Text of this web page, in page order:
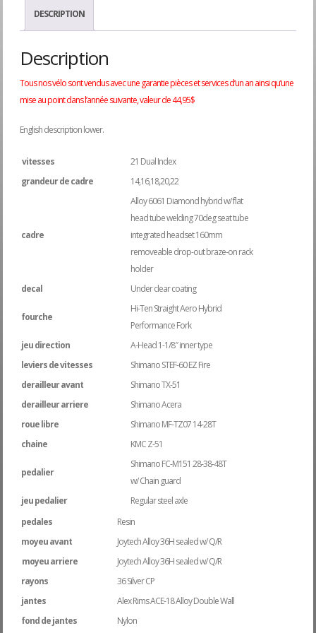
DESCRIPTION
Description
Tous nos vélo sont vendus avec une garantie pièces et services d’un an ainsi qu’une
mise au point dans l’année suivante, valeur de 44,95$
English description lower.
vitesses
21 Dual Index
grandeur de cadre
14,16,18,20,22
cadre
Alloy 6061 Diamond hybrid w/ flat
head tube welding 70deg seat tube
integrated headset 160mm
removeable drop-out braze-on rack
holder
decal
Under clear coating
fourche
Hi-Ten Straight Aero Hybrid
Performance Fork
jeu direction
A-Head 1-1/8″ inner type
leviers de vitesses
Shimano STEF-60 EZ Fire
derailleur avant
Shimano TX-51
derailleur arriere
Shimano Acera
roue libre
Shimano MF-TZ07 14-28T
chaine
KMC Z-51
pedalier
Shimano FC-M151 28-38-48T
w/ Chain guard
jeu pedalier
Regular steel axle
pedales
Resin
moyeu avant
Joytech Alloy 36H sealed w/ Q/R
moyeu arriere
Joytech Alloy 36H sealed w/ Q/R
rayons
36 Silver CP
jantes
Alex Rims ACE-18 Alloy Double Wall
fond de jantes
Nylon